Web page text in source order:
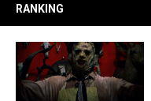
RANKING